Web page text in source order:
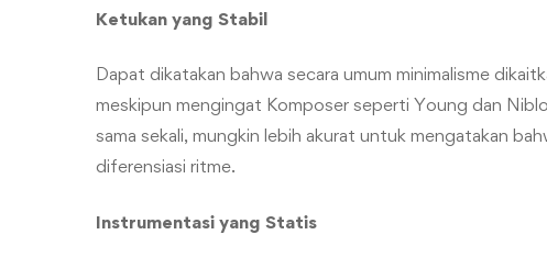
Ketukan yang Stabil
Dapat dikatakan bahwa secara umum minimalisme
meskipun mengingat Komposer seperti Young dan
sama sekali, mungkin lebih akurat untuk mengatakan
diferensiasi ritme.
Instrumentasi yang Statis